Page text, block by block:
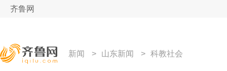
齐鲁网
新闻 > 山东新闻 > 科教社会